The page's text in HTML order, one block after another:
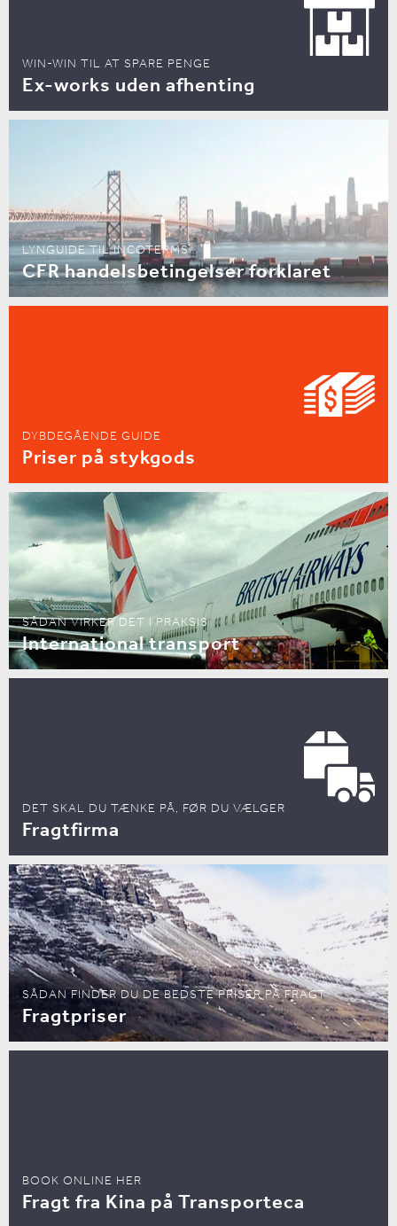
WIN-WIN TIL AT SPARE PENGE
Ex-works uden afhenting
LYNGUIDE TIL INCOTERMS
CFR handelsbetingelser forklaret
DYBDEGÅENDE GUIDE
Priser på stykgods
SÅDAN VIRKER DET I PRAKSIS
International transport
DET SKAL DU TÆNKE PÅ, FØR DU VÆLGER
Fragtfirma
SÅDAN FINDER DU DE BEDSTE PRISER PÅ FRAGT
Fragtpriser
BOOK ONLINE HER
Fragt fra Kina på Transporteca